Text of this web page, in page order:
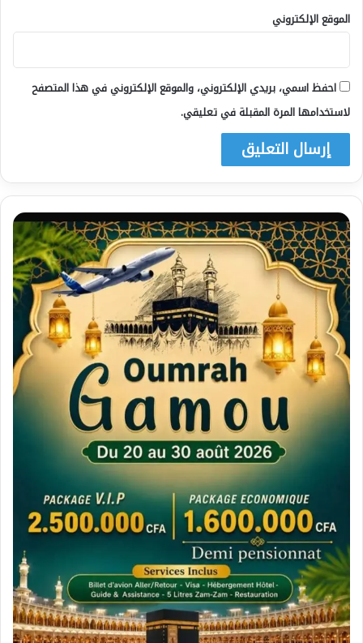
الموقع الإلكتروني
احفظ اسمي، بريدي الإلكتروني، والموقع الإلكتروني في هذا المتصفح
لاستخدامها المرة المقبلة في تعليقي.